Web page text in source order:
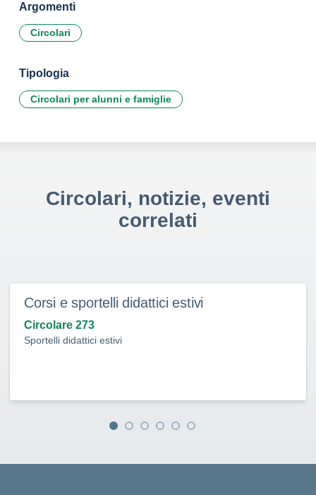
Argomenti
Circolari
Tipologia
Circolari per alunni e famiglie
Circolari, notizie, eventi
correlati
Corsi e sportelli didattici estivi
Circolare 273
Sportelli didattici estivi